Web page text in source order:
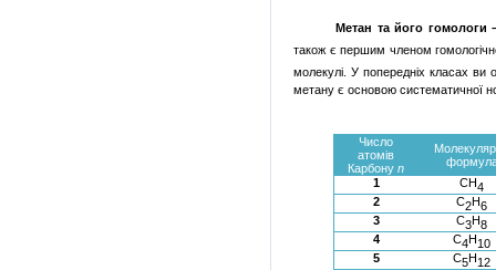
Метан тайого гомологи
також є першим членом
молекулі . Упопередніх класах ви
метану є основоюсистематичної
Число
атомів
Карбону n
1
CH4
2
C2H6
3
C3H8
4
C4H10
5
C5H12